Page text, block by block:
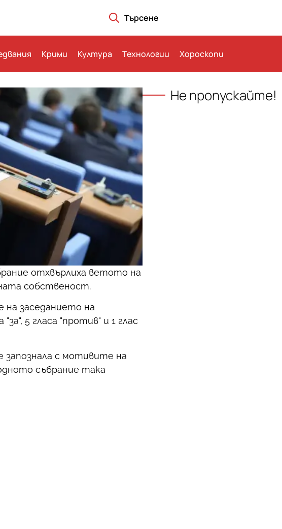
Търсене
Крими Култура Технологии Хороскопи
отхвърлиха ветото на
собственост.
заседанието на
5 гласа "против" и 1 глас
с мотивите на
събрание така
Не пропускайте!